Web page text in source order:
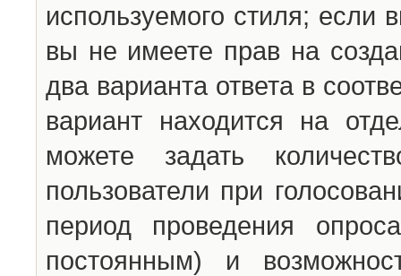
используемого стиля; если
вы не имеете прав на
два варианта ответа в
вариант находится на
можете задать
пользователи при
период проведения
постоянным) и